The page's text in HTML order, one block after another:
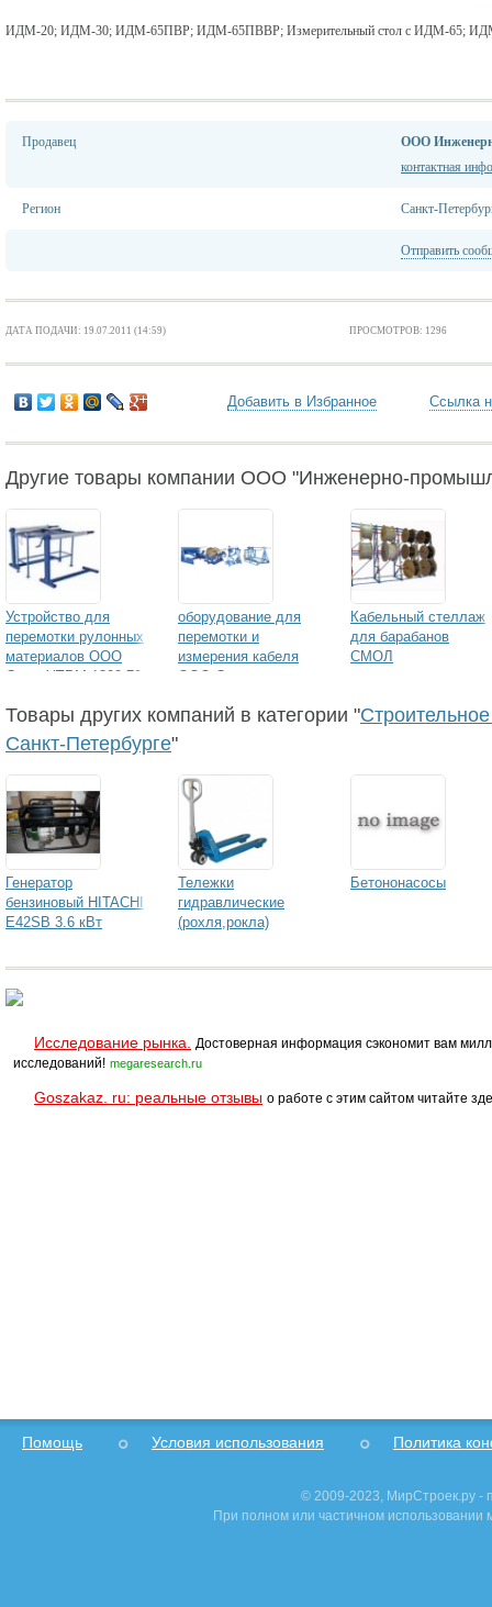
ИДМ-20; ИДМ-30; ИДМ-65ПВР; ИДМ-65ПВВР; Измерительный стол с ИДМ-65; ИДМ-
Продавец
ООО
контактная
Регион Санкт-
Отправить
ДАТА ПОДАЧИ: 19.07.2011 (14:59) ПРОСМОТРОВ: 1296
Добавить в Избранное Ссылка
Другие товары компании ООО "Инженерно-
Устройство для
перемотки рулонных
материалов ООО
Смол УПРМ-1300-70-
оборудование для
перемотки и
измерения кабеля
ООО Смол
Кабельный стеллаж
для барабанов
СМОЛ
Товары других компаний в категории "
Санкт-Петербурге"
Генератор
бензиновый HITACHI
Е42SB 3.6 кВт
Тележки
гидравлические
(рохля,рокла)
Бетононасосы
Исследование рынка.
Достоверная информация сэкономит вам
исследований! megaresearch.ru
Goszakaz. ru: реальные отзывы о работе с этим сайтом читайте
Помощь Условия использования Политика
© 2009-2023, МирСтроек.ру -
При полном или частичном использовании